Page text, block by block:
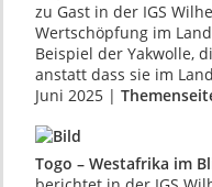
zu Gast in der IGS
Wertschöpfung im
Beispiel der Yakwolle,
anstatt dass sie im
Juni 2025 |
Togo – Westafrika im